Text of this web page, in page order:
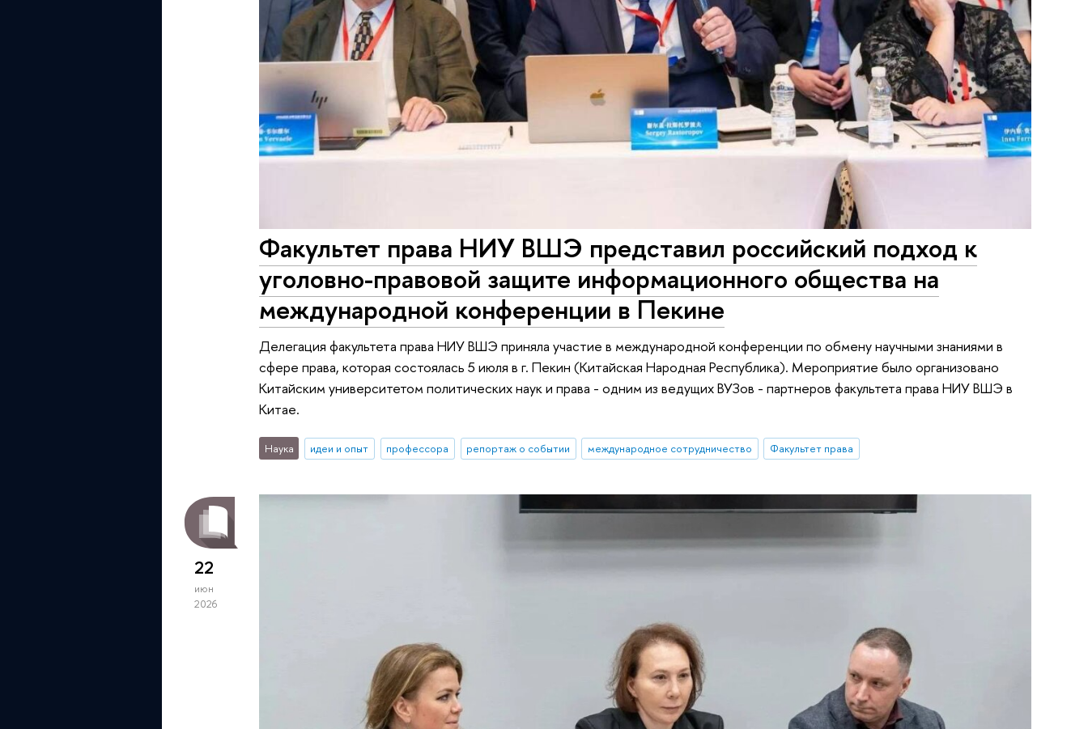
Факультет права НИУ ВШЭ представил российский подход к
уголовно-правовой защите информационного общества на
международной конференции в Пекине
Делегация факультета права НИУ ВШЭ приняла участие в международной конференции по обмену научными знаниями в
сфере права, которая состоялась 5 июля в г. Пекин (Китайская Народная Республика). Мероприятие было организовано
Китайским университетом политических наук и права - одним из ведущих ВУЗов - партнеров факультета права НИУ ВШЭ в
Китае.
Наука идеи и опыт профессора репортаж о событии международное сотрудничество Факультет права
22
июн
2026